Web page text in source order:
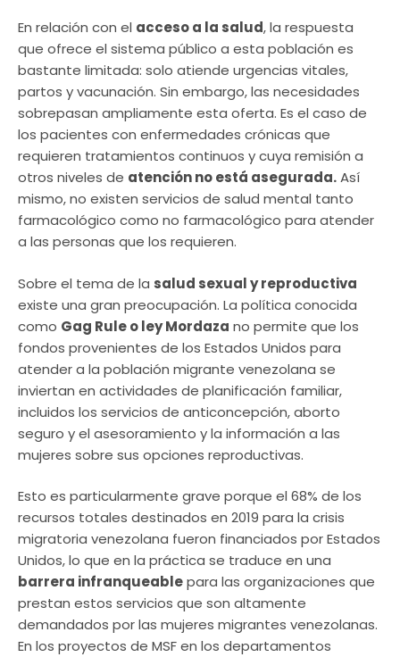
En relación con el acceso a la salud, la respuesta
que ofrece el sistema público a esta población es
bastante limitada: solo atiende urgencias vitales,
partos y vacunación. Sin embargo, las necesidades
sobrepasan ampliamente esta oferta. Es el caso de
los pacientes con enfermedades crónicas que
requieren tratamientos continuos y cuya remisión a
otros niveles de atención no está asegurada.Así
mismo, no existen servicios de salud mental tanto
farmacológico como no farmacológico para atender
a las personas que los requieren.
Sobre el tema de la salud sexual y reproductiva
existe una gran preocupación. La política conocida
como Gag Rule o ley Mordaza no permite que los
fondos provenientes de los Estados Unidos para
atender a la población migrante venezolana se
inviertan en actividades de planificación familiar,
incluidos los servicios de anticoncepción, aborto
seguro y el asesoramiento y la información a las
mujeres sobre sus opciones reproductivas.
Esto es particularmente grave porque el 68% de los
recursos totales destinados en 2019 para la crisis
migratoria venezolana fueron financiados por Estados
Unidos, lo que en la práctica se traduce en una
barrera infranqueablepara las organizaciones que
prestan estos servicios que son altamente
demandados por las mujeres migrantes venezolanas.
En los proyectos de MSF en los departamentos